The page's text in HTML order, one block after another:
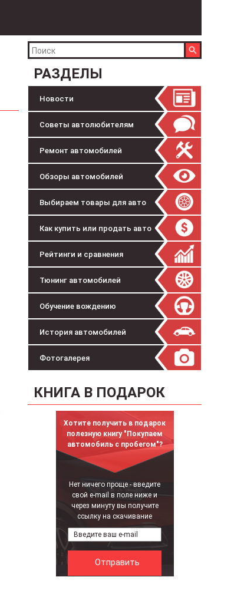
РАЗДЕЛЫ
Новости
Советы автолюбителям
Ремонт автомобилей
Обзоры автомобилей
Выбираем товары для авто
Как купить или продать авто
Рейтинги и сравнения
Тюнинг автомобилей
Обучение вождению
История автомобилей
Фотогалерея
КНИГА В ПОДАРОК
Хотите получить в подарок
полезную книгу "Покупаем
автомобиль с пробегом"?
Нет ничего проще - введите
свой e-mail в поле ниже и
через минуту вы получите
ссылку на скачивание